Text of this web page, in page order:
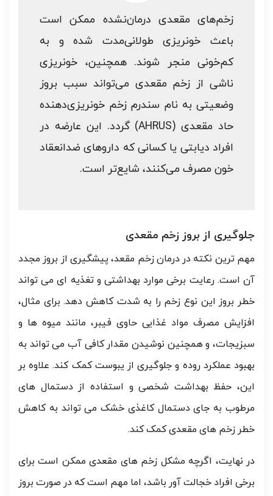
زخم‌های مقعدی درمان‌نشده ممکن است
باعث خونریزی طولانی‌مدت شده و به
کم‌خونی منجر شوند. همچنین، خونریزی
ناشی از زخم مقعدی می‌تواند سبب بروز
وضعیتی به نام سندرم زخم خونریزی‌دهنده
حاد مقعدی (AHRUS) گردد. این عارضه در
افراد دیابتی یا کسانی که داروهای ضدانعقاد
خون مصرف می‌کنند، شایع‌تر است.
جلوگیری از بروز زخم مقعدی
مهم ترین نکته در درمان زخم مقعد، پیشگیری از بروز مجدد
آن است. رعایت برخی موارد بهداشتی و تغذیه ای می تواند
خطر بروز این نوع زخم را به شدت کاهش دهد. برای مثال،
افزایش مصرف مواد غذایی حاوی فیبر، مانند میوه ها و
سبزیجات، و همچنین نوشیدن مقدار کافی آب می تواند به
بهبود عملکرد روده و جلوگیری از یبوست کمک کند. علاوه بر
این، حفظ بهداشت شخصی و استفاده از دستمال های
مرطوب به جای دستمال کاغذی خشک می تواند به کاهش
خطر زخم های مقعدی کمک کند.
در نهایت، اگرچه مشکل زخم های مقعدی ممکن است برای
برخی افراد خجالت آور باشد، اما مهم است که در صورت بروز